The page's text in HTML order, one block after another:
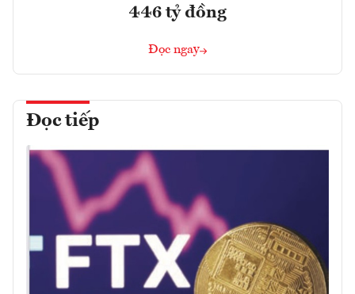
446 tỷ đồng
Đọc ngay
Đọc tiếp